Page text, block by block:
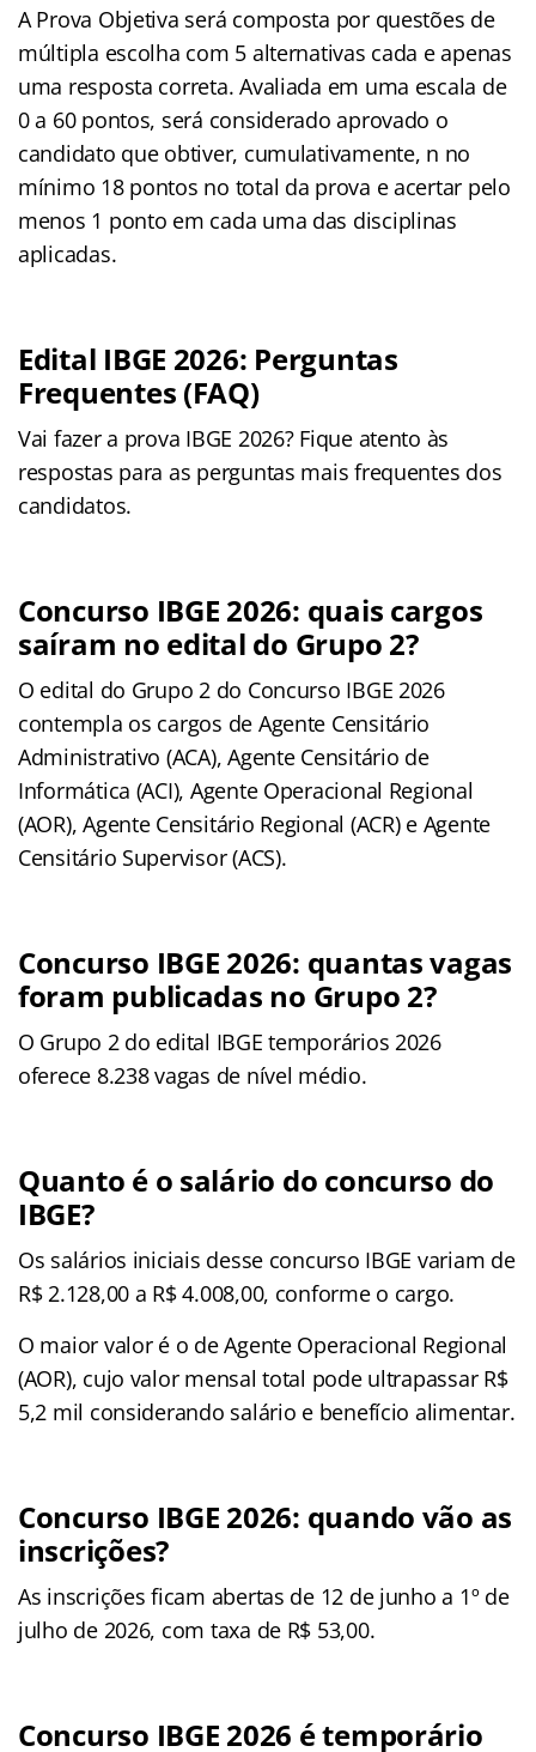
A Prova Objetiva será composta por questões de
múltipla escolha com 5 alternativas cada e apenas
uma resposta correta. Avaliada em uma escala de
0 a 60 pontos, será considerado aprovado o
candidato que obtiver, cumulativamente, n no
mínimo 18 pontos no total da prova e acertar pelo
menos 1 ponto em cada uma das disciplinas
aplicadas.
Edital IBGE 2026: Perguntas
Frequentes (FAQ)
Vai fazer a prova IBGE 2026? Fique atento às
respostas para as perguntas mais frequentes dos
candidatos.
Concurso IBGE 2026: quais cargos
saíram no edital do Grupo 2?
O edital do Grupo 2 do Concurso IBGE 2026
contempla os cargos de Agente Censitário
Administrativo (ACA), Agente Censitário de
Informática (ACI), Agente Operacional Regional
(AOR), Agente Censitário Regional (ACR) e Agente
Censitário Supervisor (ACS).
Concurso IBGE 2026: quantas vagas
foram publicadas no Grupo 2?
O Grupo 2 do edital IBGE temporários 2026
oferece 8.238 vagas de nível médio.
Quanto é o salário do concurso do
IBGE?
Os salários iniciais desse concurso IBGE variam de
R$ 2.128,00 a R$ 4.008,00, conforme o cargo.
O maior valor é o de Agente Operacional Regional
(AOR), cujo valor mensal total pode ultrapassar R$
5,2 mil considerando salário e benefício alimentar.
Concurso IBGE 2026: quando vão as
inscrições?
As inscrições ficam abertas de 12 de junho a 1º de
julho de 2026, com taxa de R$ 53,00.
Concurso IBGE 2026 é temporário